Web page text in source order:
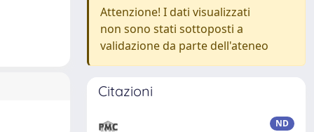
Attenzione! I dati visualizzati
non sono stati sottoposti a
validazione da parte dell'ateneo
Citazioni
ND